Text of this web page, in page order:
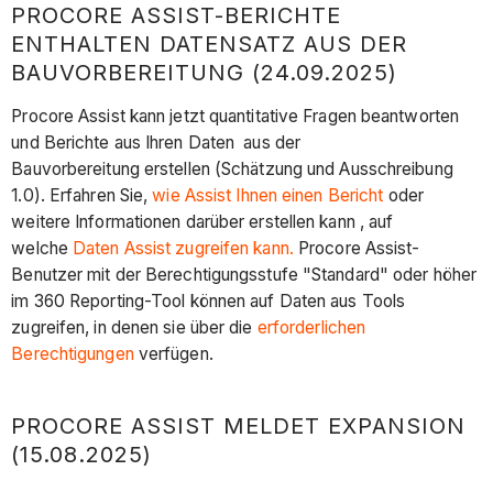
PROCORE ASSIST-BERICHTE
ENTHALTEN DATENSATZ AUS DER
BAUVORBEREITUNG (24.09.2025)
Procore Assist kann jetzt quantitative Fragen beantworten
und Berichte aus Ihren Daten aus der
Bauvorbereitung erstellen (Schätzung und Ausschreibung
1.0). Erfahren Sie, wie Assist Ihnen einen Bericht oder
weitere Informationen darüber erstellen kann , auf
welche Daten Assist zugreifen kann. Procore Assist-
Benutzer mit der Berechtigungsstufe "Standard" oder höher
im 360 Reporting-Tool können auf Daten aus Tools
zugreifen, in denen sie über die erforderlichen
Berechtigungenverfügen.
PROCORE ASSIST MELDET EXPANSION
(15.08.2025)